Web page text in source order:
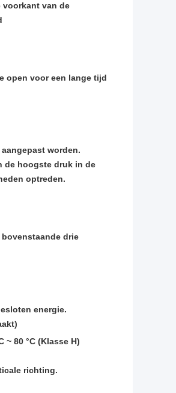
voorkant van de
open voor een lange tijd
worden.
de hoogste druk in de
optreden.
drie
energie.
~ 80 °C (Klasse H)
richting.